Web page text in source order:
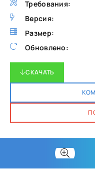
Требования:
Версия:
Размер:
Обновлено:
СКАЧАТЬ